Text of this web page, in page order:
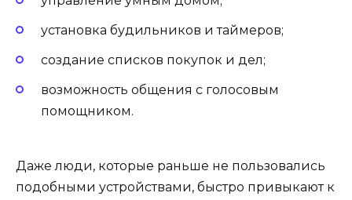
установка будильников и таймеров;
создание списков покупок и дел;
возможность общения с голосовым
помощником.
Даже люди, которые раньше не пользовались
подобными устройствами, быстро привыкают к